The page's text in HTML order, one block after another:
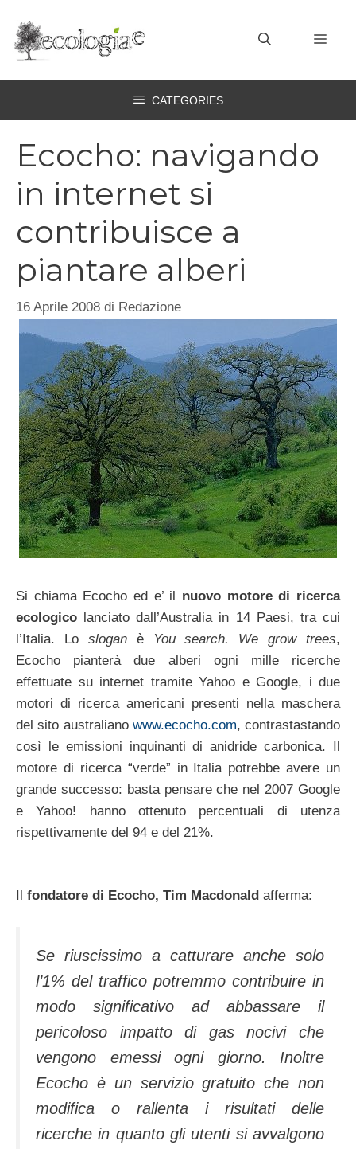
contenuto
CATEGORIES
Ecocho: navigando
in internet si
contribuisce a
piantare alberi
16 Aprile 2008 di Redazione
Si chiama Ecocho ed e’ il nuovo motore di ricerca
ecologico lanciato dall’Australia in 14 Paesi, tra cui
l’Italia. Lo sloganè You search. We grow trees,
Ecocho pianterà due alberi ogni mille ricerche
effettuate su internet tramite Yahoo e Google, i due
motori di ricerca americani presenti nella maschera
del sito australiano www.ecocho.com, contrastastando
così le emissioni inquinanti di anidride carbonica. Il
motore di ricerca “verde” in Italia potrebbe avere un
grande successo: basta pensare che nel 2007 Google
e Yahoo! hanno ottenuto percentuali di utenza
rispettivamente del 94 e del 21%.
Il fondatore di Ecocho, Tim Macdonald afferma:
Se riuscissimo a catturare anche solo
l’1% del traffico potremmo contribuire in
modo significativo ad abbassare il
pericoloso impatto di gas nocivi che
vengono emessi ogni giorno. Inoltre
Ecocho è un servizio gratuito che non
modifica o rallenta i risultati delle
ricerche in quanto gli utenti si avvalgono